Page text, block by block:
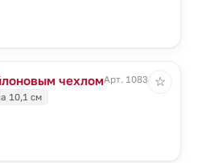
чехломАрт. 10838.10
10,1 см
☆